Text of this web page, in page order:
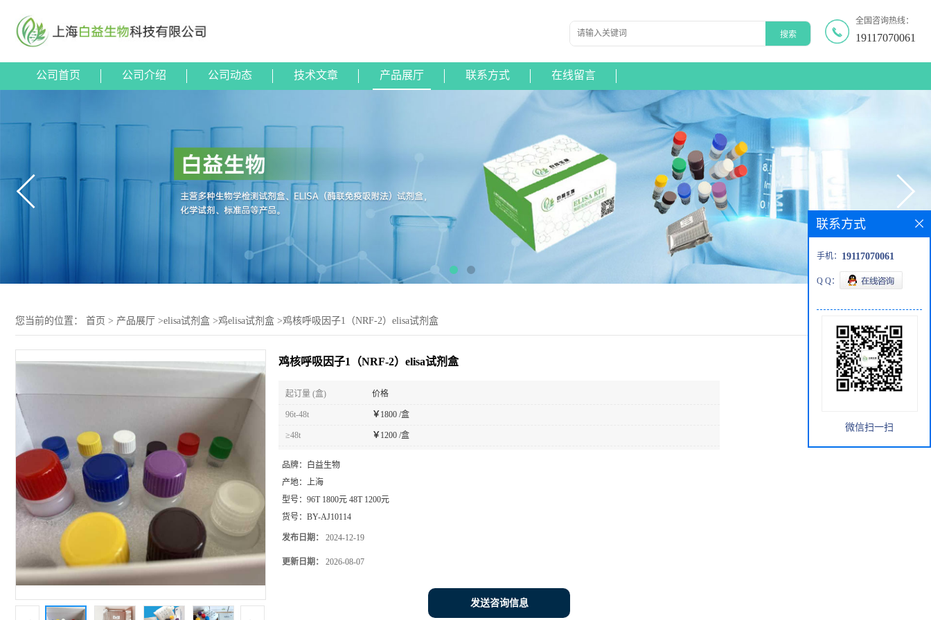
全国咨询热线：
19117070061
公司首页 公司介绍 公司动态 技术文章 产品展厅 联系方式 在线留言
您当前的位置： 首页 > 产品展厅 >elisa试剂盒 >鸡elisa试剂盒 >鸡核呼吸因子1（NRF-2）elisa试剂盒
鸡核呼吸因子1（NRF-2）elisa试剂盒
起订量 (盒) 价格
96t-48t ￥ 1800 /盒
≥48t ￥ 1200 /盒
品牌：
白益生物
产地： 上海
型号： 96T 1800元 48T 1200元
货号： BY-AJ10114
发布日期： 2024-12-19
更新日期： 2026-08-07
发送咨询信息
联系方式
手机： 19117070061
Q Q：
微信扫一扫